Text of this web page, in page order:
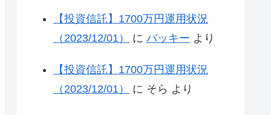
【投資信託】1700万円運用状況
（2023/12/01）
に バッキー より
【投資信託】1700万円運用状況
（2023/12/01）
に そら より